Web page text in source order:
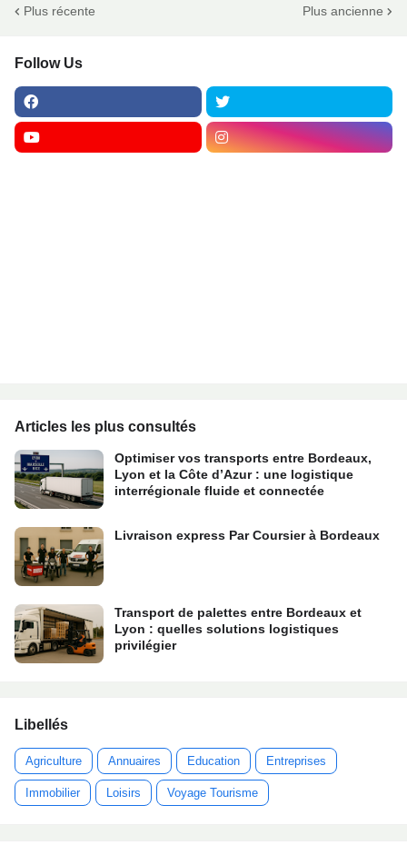
Plus récente Plus ancienne
Follow Us
Articles les plus consultés
Optimiser vos transports entre Bordeaux,
Lyon et la Côte d’Azur : une logistique
interrégionale fluide et connectée
Livraison express Par Coursier à Bordeaux
Transport de palettes entre Bordeaux et
Lyon : quelles solutions logistiques
privilégier
Libellés
Agriculture Annuaires Education Entreprises
Immobilier Loisirs Voyage Tourisme